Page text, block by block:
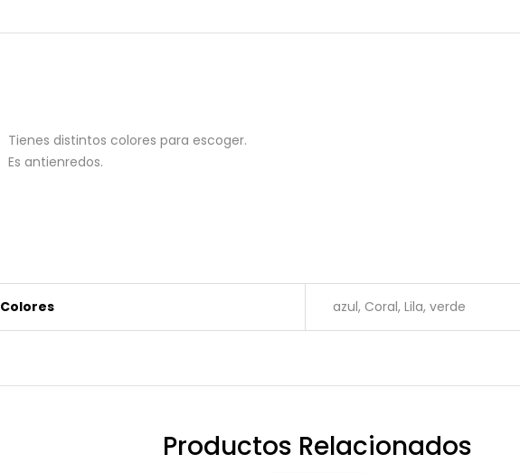
Tienes distintos colores para escoger.
Es antienredos.
Colores azul, Coral, Lila, verde
Productos Relacionados